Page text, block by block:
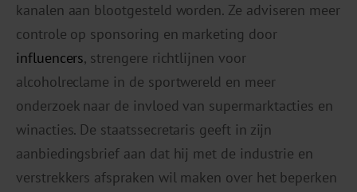
kanalen aan blootgesteld worden. Ze adviseren meer
controle op sponsoring en marketing door
influencers, strengere richtlijnen voor
alcoholreclame in de sportwereld en meer
onderzoek naar de invloed van supermarktacties en
winacties. De staatssecretaris geeft in zijn
aanbiedingsbrief aan dat hij met de industrie en
verstrekkers afspraken wil maken over het beperken